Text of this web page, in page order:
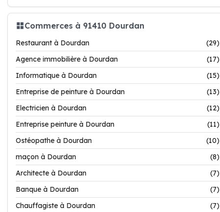
Commerces à 91410 Dourdan
Restaurant à Dourdan
(29)
Agence immobilière à Dourdan
(17)
Informatique à Dourdan
(15)
Entreprise de peinture à Dourdan
(13)
Electricien à Dourdan
(12)
Entreprise peinture à Dourdan
(11)
Ostéopathe à Dourdan
(10)
maçon à Dourdan
(8)
Architecte à Dourdan
(7)
Banque à Dourdan
(7)
Chauffagiste à Dourdan
(7)